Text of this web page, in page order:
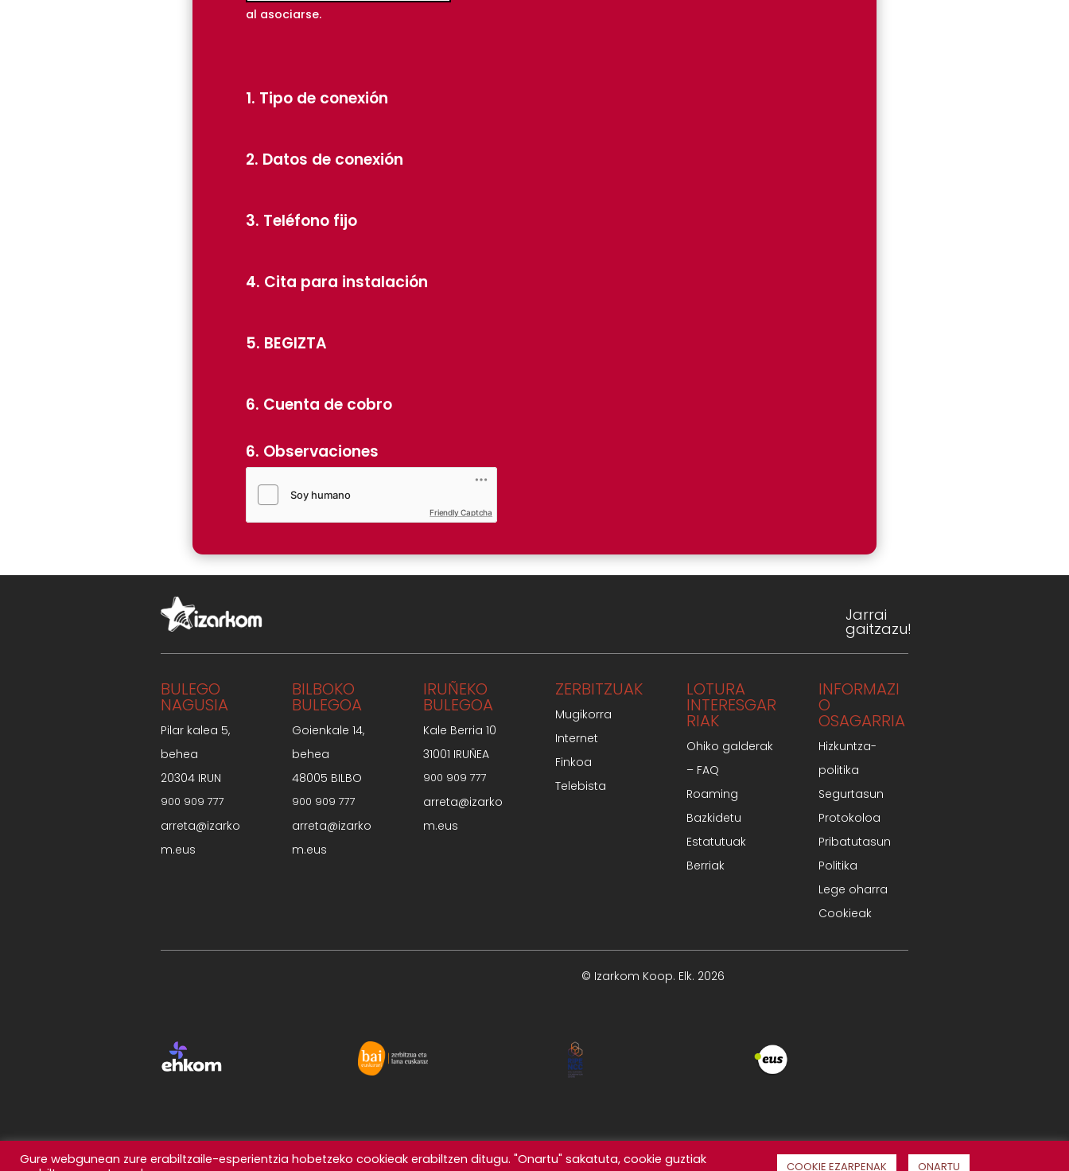
al asociarse.
1. Tipo de conexión
2. Datos de conexión
3. Teléfono fijo
4. Cita para instalación
5. BEGIZTA
6. Cuenta de cobro
6. Observaciones
Friendly Captcha
Jarrai
gaitzazu!
BULEGO
NAGUSIA
Pilar kalea 5,
behea
20304 IRUN
900 909 777
arreta@izarko
m.eus
BILBOKO
BULEGOA
Goienkale 14,
behea
48005 BILBO
900 909 777
arreta@izarko
m.eus
IRUÑEKO
BULEGOA
Kale Berria 10
31001 IRUÑEA
900 909 777
arreta@izarko
m.eus
ZERBITZUAK
Mugikorra
Internet
Finkoa
Telebista
LOTURA
INTERESGAR
RIAK
Ohiko galderak
– FAQ
Roaming
Bazkidetu
Estatutuak
Berriak
INFORMAZI
O
OSAGARRIA
Hizkuntza-
politika
Segurtasun
Protokoloa
Pribatutasun
Politika
Lege oharra
Cookieak
© Izarkom Koop. Elk. 2026
Gure webgunean zure erabiltzaile-esperientzia hobetzeko cookieak erabiltzen ditugu. "Onartu" sakatuta, cookie guztiak
COOKIE EZARPENAK ONARTU